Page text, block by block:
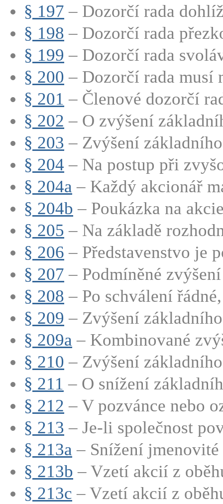
§ 197 – Dozorčí rada
§ 198 – Dozorčí rada
§ 199 – Dozorčí rada
§ 200 – Dozorčí rada musí
§ 201 – Členové dozorčí
§ 202 – O zvýšení
§ 203 – Zvýšení
§ 204 – Na postup při
§ 204a – Každý akcionář
§ 204b – Poukázka na
§ 205 – Na základě
§ 206 – Představenstvo je
§ 207 – Podmíněné
§ 208 – Po schválení
§ 209 – Zvýšení
§ 209a – Kombinované
§ 210 – Zvýšení
§ 211 – O snížení
§ 212 – V pozvánce nebo
§ 213 – Je-li společnost
§ 213a – Snížení
§ 213b – Vzetí akcií z
§ 213c – Vzetí akcií z